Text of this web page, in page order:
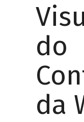
do
da